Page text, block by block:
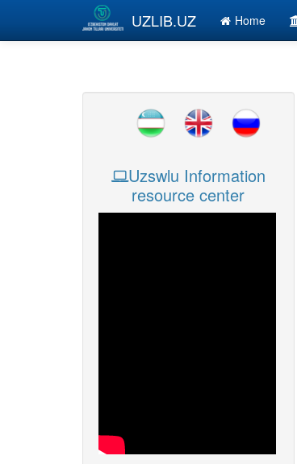
Skip to main content
UZLIB.UZ Home
Uzswlu Information
resource center